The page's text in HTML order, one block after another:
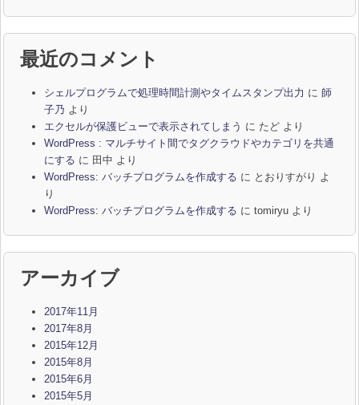
最近のコメント
シェルプログラムで処理時間計測やタイムスタンプ出力 に 師
子乃 より
エクセルが保護ビューで表示されてしまう に たどより
WordPress : マルチサイト間でタグクラウドやカテゴリを共通
にする に 田中 より
WordPress: バッチプログラムを作成する に とおりすがり よ
り
WordPress: バッチプログラムを作成する に tomiryuより
アーカイブ
2017年11月
2017年8月
2015年12月
2015年8月
2015年6月
2015年5月